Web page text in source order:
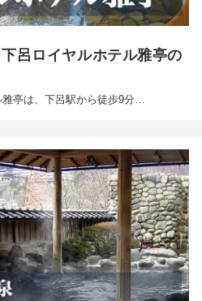
呂ロイヤルホテル雅亭の
亭は、下呂駅から徒歩9分…